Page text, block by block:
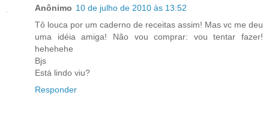
Anônimo 10 de julho de 2010 às 13:52
Tô louca por um caderno de receitas assim! Mas vc me deu
uma idéia amiga! Não vou comprar: vou tentar fazer!
hehehehe
Bjs
Está lindo viu?
Responder